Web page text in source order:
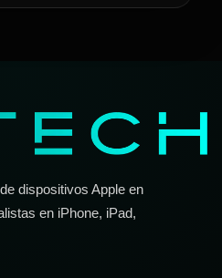
dispositivos Apple en
en iPhone, iPad,